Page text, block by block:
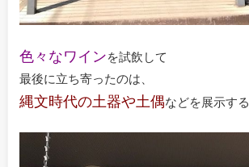
色々なワインを試飲して
最後に立ち寄ったのは、
縄文時代の土器や土偶などを展示する